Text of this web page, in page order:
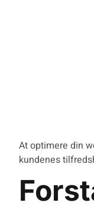
At optimere din
kundenes